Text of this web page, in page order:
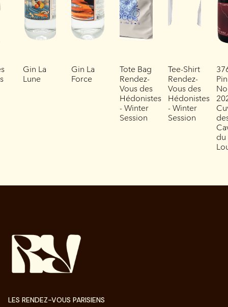
Gin La
Lune
Gin La
Force
Tote Bag
Rendez-
Vous des
Hédonistes
- Winter
Session
Tee-Shirt
Rendez-
Vous des
Hédonistes
- Winter
Session
du
LES RENDEZ-VOUS PARISIENS